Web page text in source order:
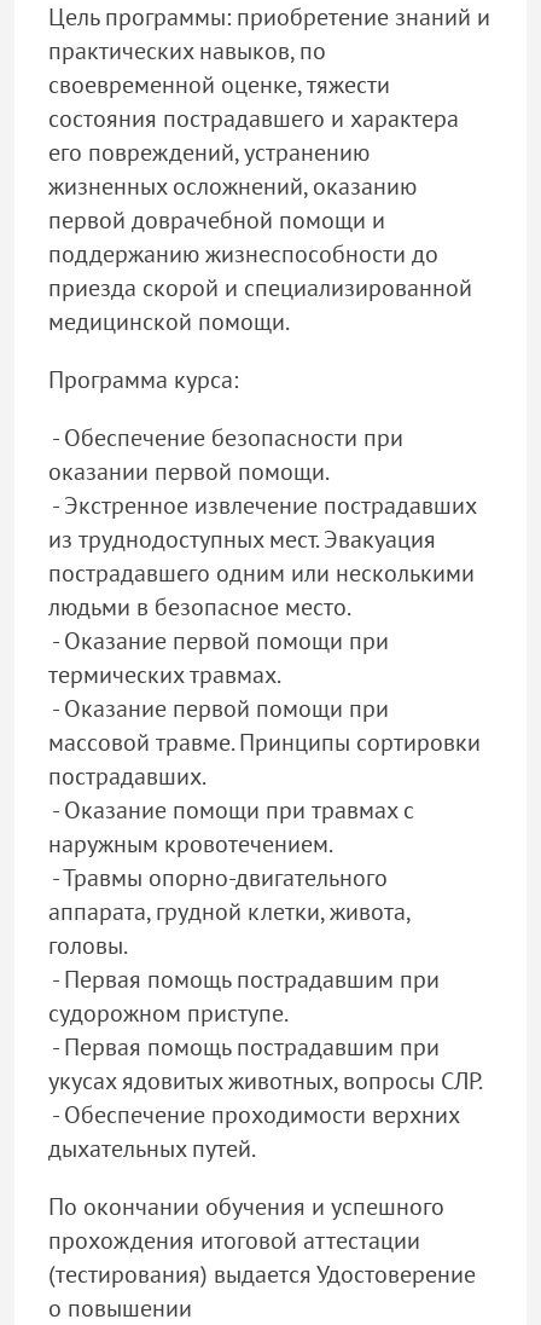
Цель программы: приобретение знаний и
практических навыков, по
своевременной оценке, тяжести
состояния пострадавшего и характера
его повреждений, устранению
жизненных осложнений, оказанию
первой доврачебной помощи и
поддержанию жизнеспособности до
приезда скорой и специализированной
медицинской помощи.
Программа курса:
- Обеспечение безопасности при
оказании первой помощи.
- Экстренное извлечение пострадавших
из труднодоступных мест. Эвакуация
пострадавшего одним или несколькими
людьми в безопасное место.
- Оказание первой помощи при
термических травмах.
- Оказание первой помощи при
массовой травме. Принципы сортировки
пострадавших.
- Оказание помощи при травмах с
наружным кровотечением.
- Травмы опорно-двигательного
аппарата, грудной клетки, живота,
головы.
- Первая помощь пострадавшим при
судорожном приступе.
- Первая помощь пострадавшим при
укусах ядовитых животных, вопросы СЛР.
- Обеспечение проходимости верхних
дыхательных путей.
По окончании обучения и успешного
прохождения итоговой аттестации
(тестирования) выдается Удостоверение
о повышении